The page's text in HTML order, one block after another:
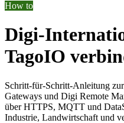
How to
Digi-
TagoIO
Schritt-für-Schritt-Anleitung
Gateways und Digi Remote
über HTTPS, MQTT und
Industrie, Landwirtschaft und